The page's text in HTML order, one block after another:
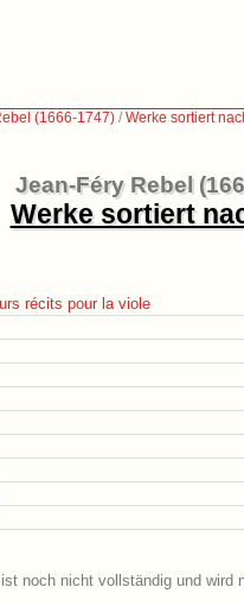
(1666-1747) /Werke sortiert
Jean-Féry Rebel
Werke sortiert
récits pour la viole
noch nicht vollständig und